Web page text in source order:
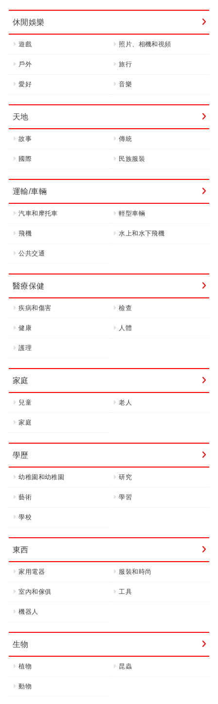
休閒娛樂
遊戲 照片、相機和視頻
戶外 旅行
愛好 音樂
天地
故事 傳統
國際 民族服裝
運輸/車輛
汽車和摩托車 輕型車輛
飛機 水上和水下飛機
公共交通
醫療保健
疾病和傷害 檢查
健康 人體
護理
家庭
兒童 老人
家庭
學歷
幼稚園和幼稚園 研究
藝術 學習
學校
東西
家用電器 服裝和時尚
室內和傢俱 工具
機器人
生物
植物 昆蟲
動物